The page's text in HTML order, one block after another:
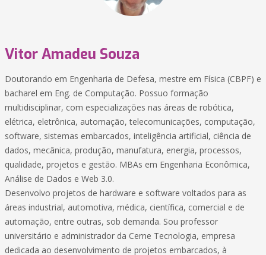
Vitor Amadeu Souza
Doutorando em Engenharia de Defesa, mestre em Física (CBPF) e
bacharel em Eng. de Computação. Possuo formação
multidisciplinar, com especializações nas áreas de robótica,
elétrica, eletrônica, automação, telecomunicações, computação,
software, sistemas embarcados, inteligência artificial, ciência de
dados, mecânica, produção, manufatura, energia, processos,
qualidade, projetos e gestão. MBAs em Engenharia Econômica,
Análise de Dados e Web 3.0.
Desenvolvo projetos de hardware e software voltados para as
áreas industrial, automotiva, médica, científica, comercial e de
automação, entre outras, sob demanda. Sou professor
universitário e administrador da Cerne Tecnologia, empresa
dedicada ao desenvolvimento de projetos embarcados, à